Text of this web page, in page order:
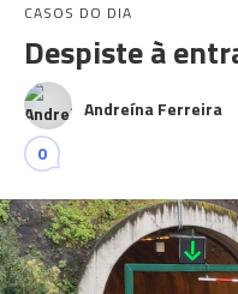
CASOS DO DIA
Despiste à
Andreína Ferreira
0